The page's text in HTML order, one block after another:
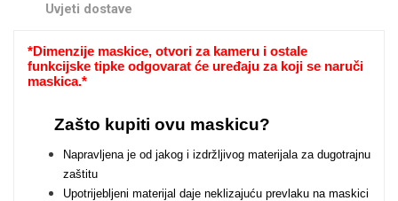
Uvjeti dostave
*Dimenzije maskice, otvori za kameru i ostale
funkcijske tipke odgovarat će uređaju za koji se naruči
maskica.*
Zašto kupiti ovu maskicu?
Napravljena je od jakog i izdržljivog materijala za dugotrajnu
zaštitu
Upotrijebljeni materijal daje neklizajuću prevlaku na maskici